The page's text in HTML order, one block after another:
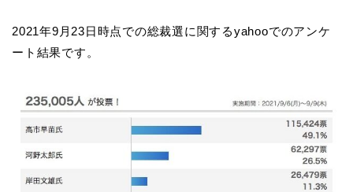
2021年9月23日時点での総裁選に関するyahooでのアンケ
ート結果です。